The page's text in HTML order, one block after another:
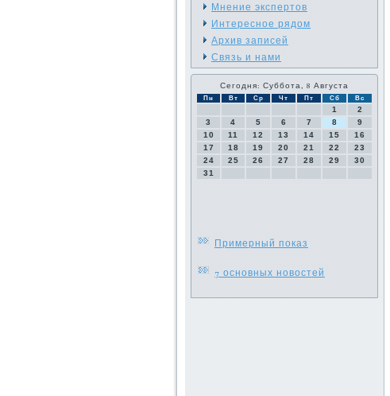
Мнение экспертов
Интересное рядом
Архив записей
Связь и нами
Сегодня: Суббота, 8 Августа
Пн Вт Ср Чт Пт Сб Вс
1
2
3
4 5 6 7 8
9
10
11 12 13 14 15
16
17
18 19 20 21 22
23
24
25 26 27 28 29
30
31
Примерный показ
7 основных новостей